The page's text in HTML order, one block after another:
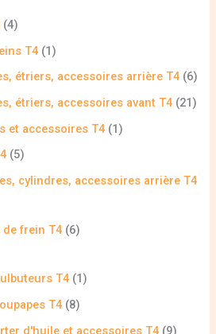
4
T4 1
étriers, accessoires arrière T4 6
étriers, accessoires avant T4 21
et accessoires T4 1
5
cylindres, accessoires arrière T4
de frein T4 6
T4 1
T4 8
d'huile et accessoires T4 9